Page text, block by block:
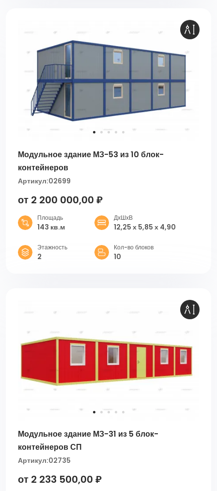
Модульное здание МЗ-53 из 10 блок-
контейнеров
Артикул:02699
от 2 200 000,00 ₽
Площадь
143 кв.м
ДхШхВ
12,25 х 5,85 х 4,90
Этажность
2
Кол-во блоков
10
Модульное здание МЗ-31 из 5 блок-
контейнеров СП
Артикул:02735
от 2 233 500,00 ₽